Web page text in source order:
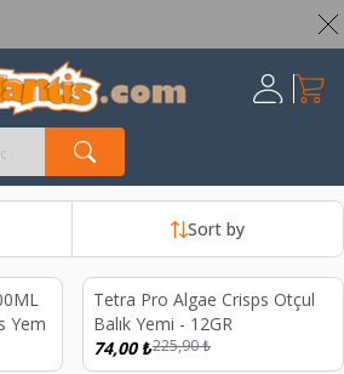
Register
My
Sort by
Yem
%67
Tetra Pro Algae Crisps Otçul
Balık Yemi - 12GR
74,00₺225,90₺